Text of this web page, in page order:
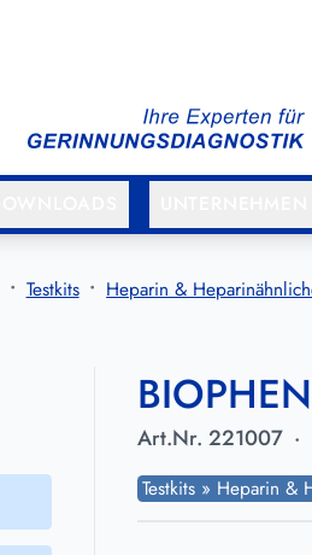
Testkits Heparin &
Art.Nr. 221007 ·
Testkits » Heparin &